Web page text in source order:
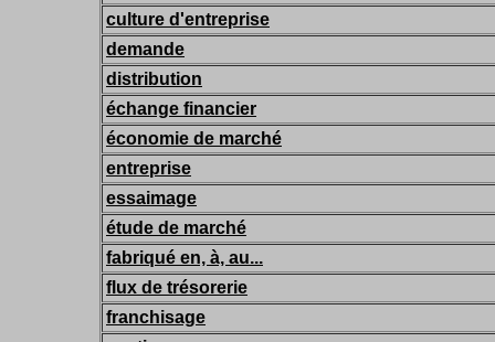
culture d'entreprise
demande
distribution
échange financier
économie de marché
entreprise
essaimage
étude de marché
fabriqué en, à, au...
flux de trésorerie
franchisage